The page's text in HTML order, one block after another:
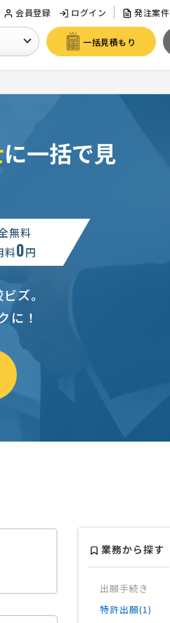
会員登録 ログイン 発注案件
一括見積もり
に一括で見
無料
料0円
ズ。
に！
業務から探す
出願手続き
特許出願(1)